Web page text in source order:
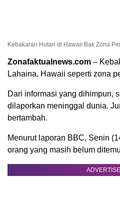
Kebakaran Hutan di Hawaii Bak Zona
Zonafaktualnews.com –
Lahaina, Hawaii seperti zona
Dari informasi yang dihimpun,
dilaporkan meninggal dunia.
bertambah.
Menurut laporan BBC, Senin
orang yang masih belum